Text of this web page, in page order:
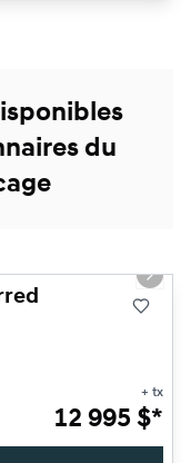
du
Next
+ tx
12 995 $*